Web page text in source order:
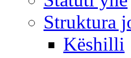
Struktura
Këshilli